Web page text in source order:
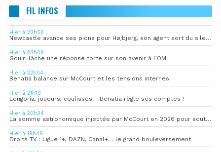
FIL INFOS
Hier à 23h56
Newcastle avance ses pions pour Højbjerg, son agent sort du silence
Hier à 23h09
Gouiri lâche une réponse forte sur son avenir à l’OM
Hier à 22h04
Benatia balance sur McCourt et les tensions internes
Hier à 21h19
Longoria, joueurs, coulisses… Benatia règle ses comptes !
Hier à 20h34
La somme astronomique injectée par McCourt en 2026 pour soutenir l’OM
Hier à 19h49
Droits TV : Ligue 1+, DAZN, Canal+… le grand bouleversement